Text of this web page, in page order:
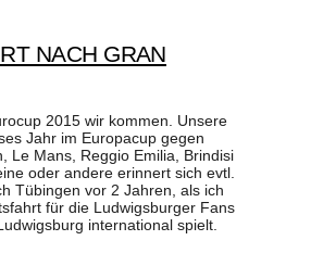
NACH GRAN
2015 wir kommen. Unsere
Jahr im Europacup gegen
Le Mans, Reggio Emilia, Brindisi
oder andere erinnert sich evtl.
Tübingen vor 2 Jahren, als ich
für die Ludwigsburger Fans
international spielt.